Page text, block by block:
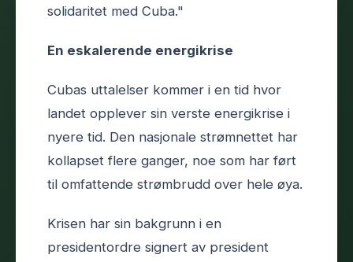
solidaritet med Cuba."
En eskalerende energikrise
Cubas uttalelser kommer i en tid hvor
landet opplever sin verste energikrise i
nyere tid. Den nasjonale strømnettet har
kollapset flere ganger, noe som har ført
til omfattende strømbrudd over hele øya.
Krisen har sin bakgrunn i en
presidentordre signert av president